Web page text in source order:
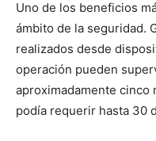
Uno de los beneficios
ámbito de la seguridad.
realizados desde
operación pueden
aproximadamente cinco
podía requerir hasta 30